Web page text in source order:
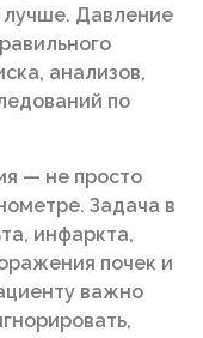
лучше. Давление
анализов,
по
— не просто
Задача в
инфаркта,
почек и
важно